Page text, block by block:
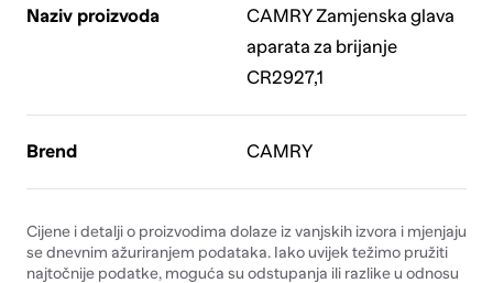
Naziv proizvoda
CAMRY Zamjenska glava
aparata za brijanje
CR2927,1
Brend CAMRY
Cijene i detalji o proizvodima dolaze iz vanjskih izvora i mjenjaju
se dnevnim ažuriranjem podataka. Iako uvijek težimo pružiti
najtočnije podatke, moguća su odstupanja ili razlike u odnosu